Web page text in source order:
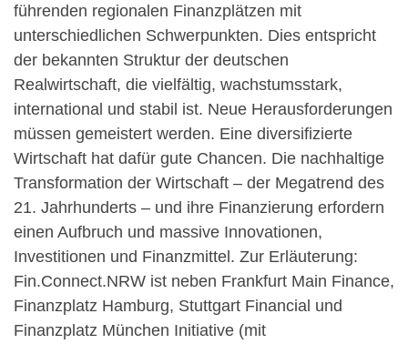
führenden regionalen Finanzplätzen mit
unterschiedlichen Schwerpunkten. Dies entspricht
der bekannten Struktur der deutschen
Realwirtschaft, die vielfältig, wachstumsstark,
international und stabil ist. Neue Herausforderungen
müssen gemeistert werden. Eine diversifizierte
Wirtschaft hat dafür gute Chancen. Die nachhaltige
Transformation der Wirtschaft – der Megatrend des
21. Jahrhunderts – und ihre Finanzierung erfordern
einen Aufbruch und massive Innovationen,
Investitionen und Finanzmittel. Zur Erläuterung:
Fin.Connect.NRW ist neben Frankfurt Main Finance,
Finanzplatz Hamburg, Stuttgart Financial und
Finanzplatz München Initiative (mit